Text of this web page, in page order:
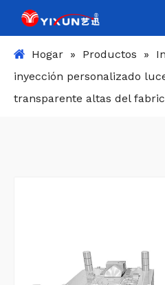
Hogar » Productos »
inyección personalizado
transparente altas del